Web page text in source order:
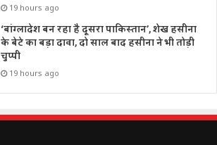
19 hours ago
‘बांग्लादेश बन रहा है दूसरा पाकिस्तान’, शेख हसीना
के बेटे का बड़ा दावा, दो साल बाद हसीना ने भी तोड़ी
चुप्पी
19 hours ago